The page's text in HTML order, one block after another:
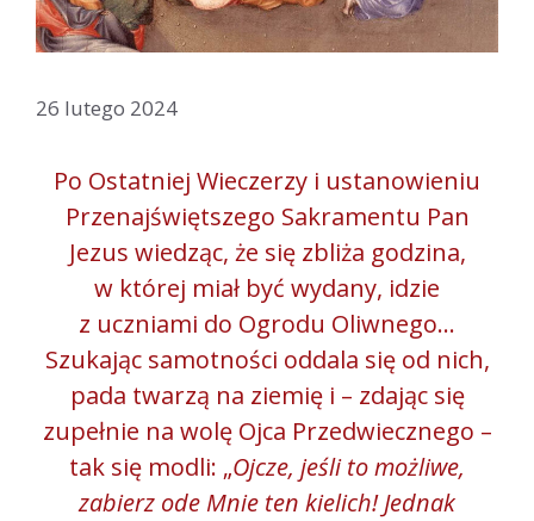
26 lutego 2024
Po Ostatniej Wieczerzy i ustanowieniu
Przenajświętszego Sakramentu Pan
Jezus wiedząc, że się zbliża godzina,
w której miał być wydany, idzie
z uczniami do Ogrodu Oliwnego…
Szukając samotności oddala się od nich,
pada twarzą na ziemię i – zdając się
zupełnie na wolę Ojca Przedwiecznego –
tak się modli: „Ojcze, jeśli to możliwe,
zabierz ode Mnie ten kielich! Jednak